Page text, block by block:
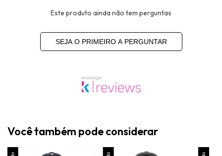
Este produto ainda não tem perguntas
SEJA O PRIMEIRO A PERGUNTAR
Você também pode considerar